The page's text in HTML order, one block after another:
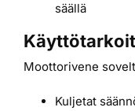
säällä
Moottorivene
Kuljetat